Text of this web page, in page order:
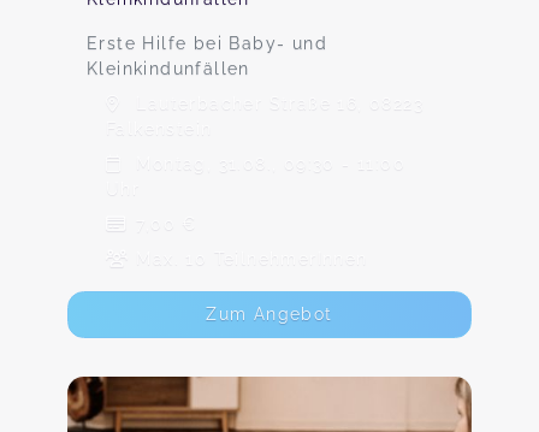
Erste Hilfe bei Baby- und
Kleinkindunfällen
Lauterbacher Straße 16, 08223
Falkenstein
Montag, 31.08., 09:30 - 11:00
7,00 €
Max. 10 TeilnehmerInnen
Zum Angebot